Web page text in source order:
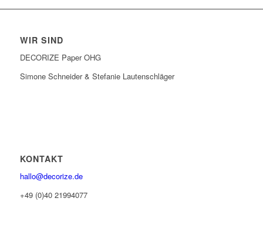
WIR SIND
DECORIZE Paper OHG
Simone Schneider & Stefanie Lautenschläger
KONTAKT
hallo@decorize.de
+49 (0)40 21994077